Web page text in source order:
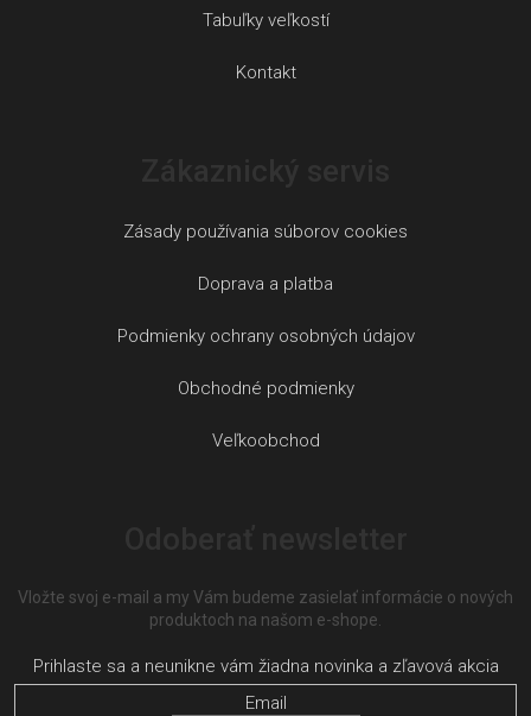
Tabuľky veľkostí
Kontakt
Zásady používania súborov cookies
Doprava a platba
Podmienky ochrany osobných údajov
Obchodné podmienky
Veľkoobchod
Vložte svoj e-mail a my Vám budeme zasielať informácie o nových
produktoch na našom e-shope.
Email